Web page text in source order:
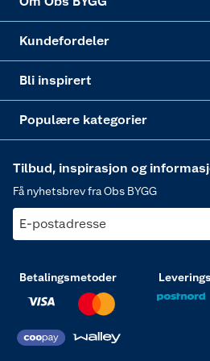
Kundefordeler
Bli inspirert
Populære kategorier
Tilbud, inspirasjon og
Få nyhetsbrev fra Obs BYGG
E-postadresse
Betalingsmetoder